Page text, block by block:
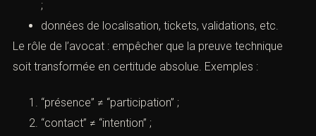
;
données de localisation, tickets, validations, etc.
Le rôle de l’avocat : empêcher que la preuve technique
soit transformée en certitude absolue. Exemples :
“présence” ≠ “participation” ;
“contact” ≠ “intention” ;